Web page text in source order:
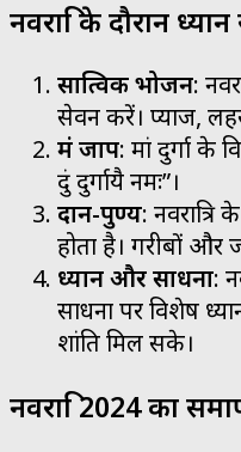
नवरात्रि के दौरान
सात्विक भोजन:
सेवन करें। प्याज,
मंत्र जाप: मां दुर्गा के
दुं दुर्गायै नमः”।
दान-पुण्य: नवरात्रि
होता है। गरीबों
ध्यान और साधना:
साधना पर विशेष
शांति मिल सके।
नवरात्रि 2024 का